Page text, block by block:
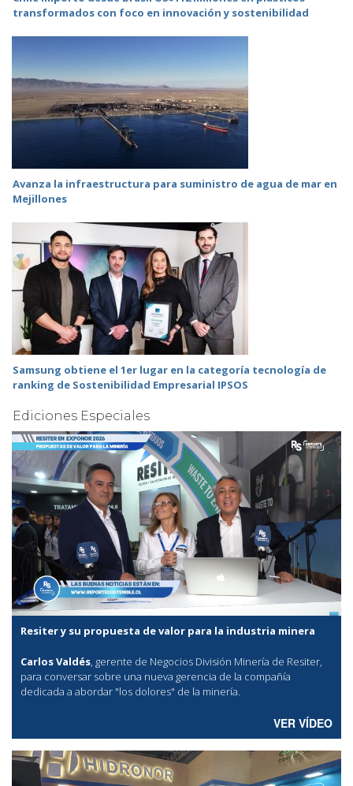
transformados con foco en innovación y sostenibilidad
Avanza la infraestructura para suministro de agua de mar en
Mejillones
Samsung obtiene el 1er lugar en la categoría tecnología de
ranking de Sostenibilidad Empresarial IPSOS
Ediciones Especiales
Resiter y su propuesta de valor para la industria minera
Carlos Valdés, gerente de Negocios División Minería de Resiter,
para conversar sobre una nueva gerencia de la compañía
dedicada a abordar "los dolores" de la minería.
VER VÍDEO